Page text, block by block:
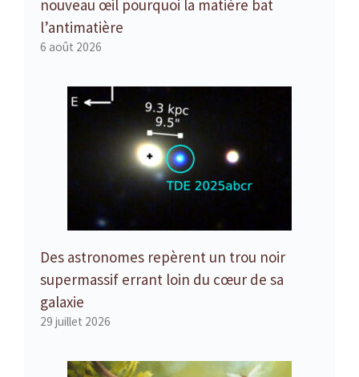
nouveau œil pourquoi la matière bat
l’antimatière
6 août 2026
Des astronomes repèrent un trou noir
supermassif errant loin du cœur de sa
galaxie
29 juillet 2026